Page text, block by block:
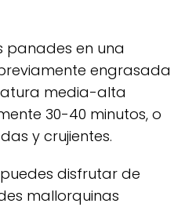
panades en una
engrasada
media-alta
30-40 minutos, o
y crujientes.
disfrutar de
mallorquinas